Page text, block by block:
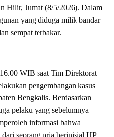
Hilir, Jumat (8/5/2026). Dalam
yang diduga milik bandar
sempat terbakar.
WIB saat Tim Direktorat
pengembangan kasus
Bengkalis. Berdasarkan
pelaku yang sebelumnya
informasi bahwa
seorang pria berinisial HP,